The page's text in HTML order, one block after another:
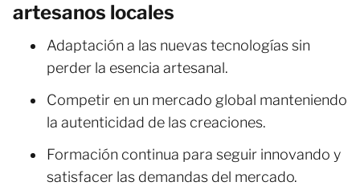
artesanos locales
Adaptación a las nuevas tecnologías sin
perder la esencia artesanal.
Competir en un mercado global manteniendo
la autenticidad de las creaciones.
Formación continua para seguir innovando y
satisfacer las demandas del mercado.